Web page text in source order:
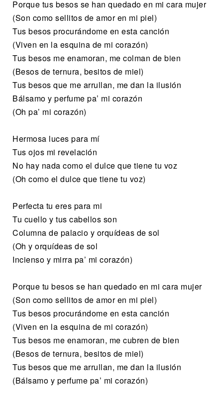
Porque tus besos se han quedado en mi cara mujer
(Son como sellitos de amor en mi piel)
Tus besos procurándome en esta canción
(Viven en la esquina de mi corazón)
Tus besos me enamoran, me colman de bien
(Besos de ternura, besitos de miel)
Tus besos que me arrullan, me dan la ilusión
Bálsamo y perfume pa’ mi corazón
(Oh pa’ mi corazón)
Hermosa luces para mí
Tus ojos mi revelación
No hay nada como el dulce que tiene tu voz
(Oh como el dulce que tiene tu voz)
Perfecta tu eres para mi
Tu cuello y tus cabellos son
Columna de palacio y orquídeas de sol
(Oh y orquídeas de sol
Incienso y mirra pa’ mi corazón)
Porque tu besos se han quedado en mi cara mujer
(Son como sellitos de amor en mi piel)
Tus besos procurándome en esta canción
(Viven en la esquina de mi corazón)
Tus besos me enamoran, me cubren de bien
(Besos de ternura, besitos de miel)
Tus besos que me arrullan, me dan la ilusión
(Bálsamo y perfume pa’ mi corazón)